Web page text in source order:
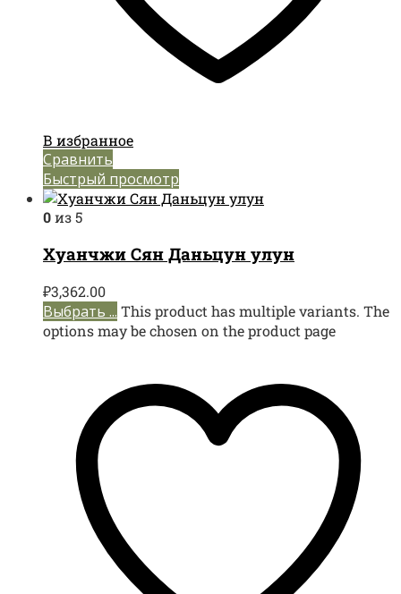
В избранное
Сравнить
Быстрый просмотр
0из 5
Хуанчжи Сян Даньцун улун
₽3,362.00
Выбрать ... This product has multiple variants. The
options may be chosen on the product page